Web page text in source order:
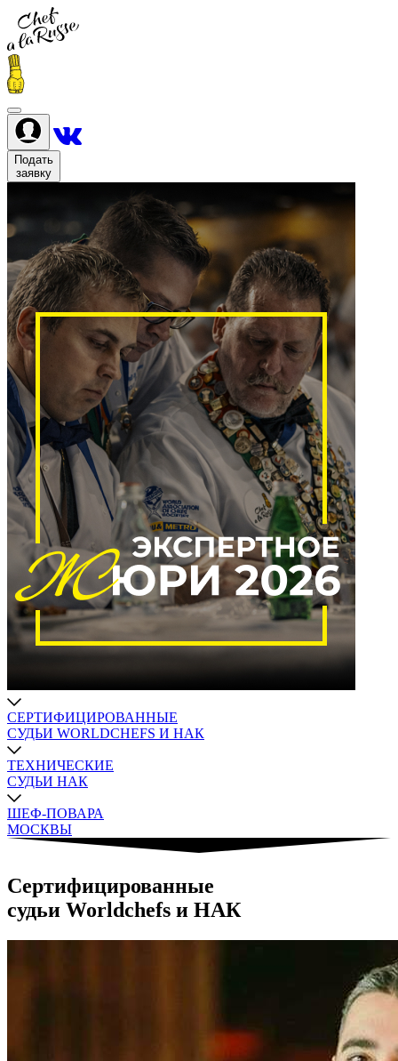
Подать
заявку
СЕРТИФИЦИРОВАННЫЕ
СУДЬИ WORLDCHEFS И НАК
ТЕХНИЧЕСКИЕ
СУДЬИ НАК
ШЕФ-ПОВАРА
МОСКВЫ
Сертифицированные
судьи Worldchefs и НАК